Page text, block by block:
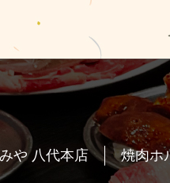
や 八代本店 焼肉ホ